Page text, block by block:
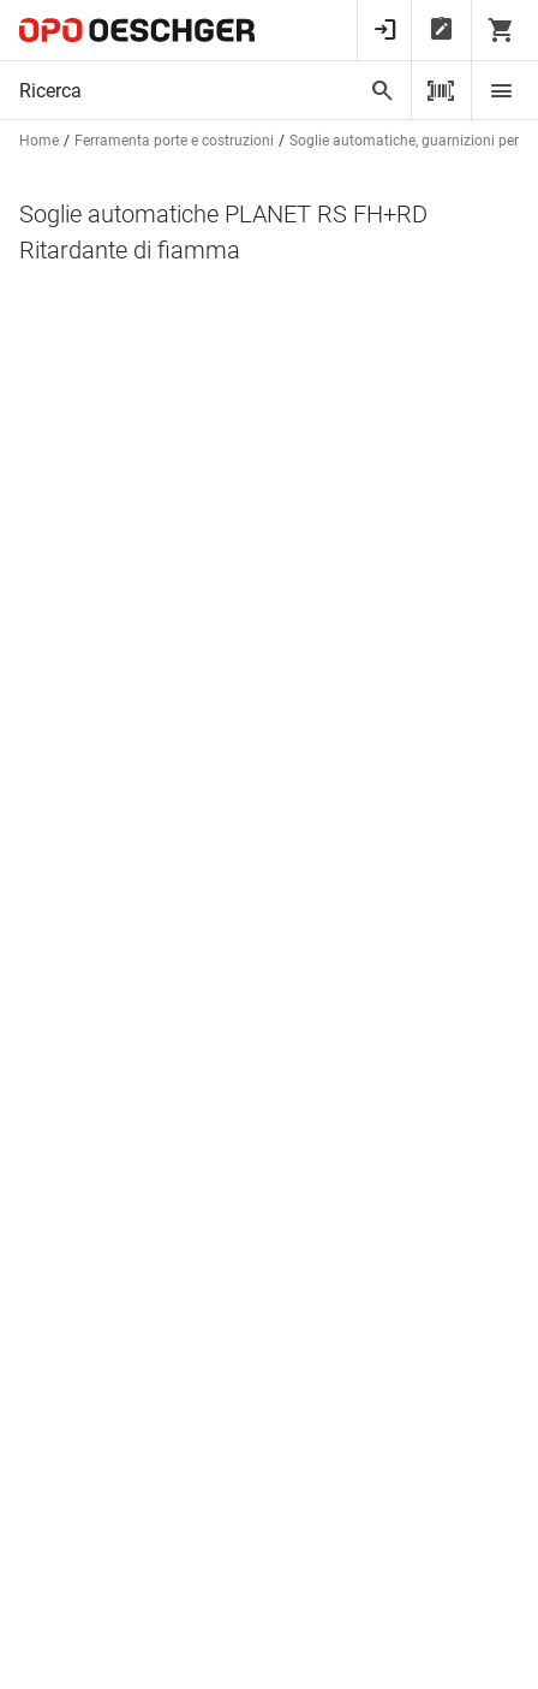
Home Ferramenta porte e costruzioni Soglie automatiche, guarnizioni per
Soglie automatiche PLANET RS FH+RD
Ritardante di fiamma